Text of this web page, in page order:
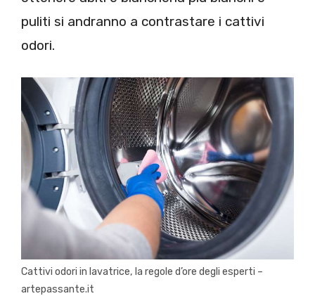
puliti si andranno a contrastare i cattivi
odori.
Cattivi odori in lavatrice, la regole d’ore degli esperti –
artepassante.it